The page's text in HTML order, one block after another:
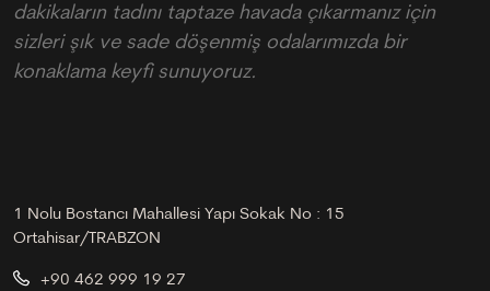
dakikaların tadını taptaze havada çıkarmanız için
sizleri şık ve sade döşenmiş odalarımızda bir
konaklama keyfi sunuyoruz.
1 Nolu Bostancı Mahallesi Yapı Sokak No : 15
Ortahisar/TRABZON
+90 462 999 19 27